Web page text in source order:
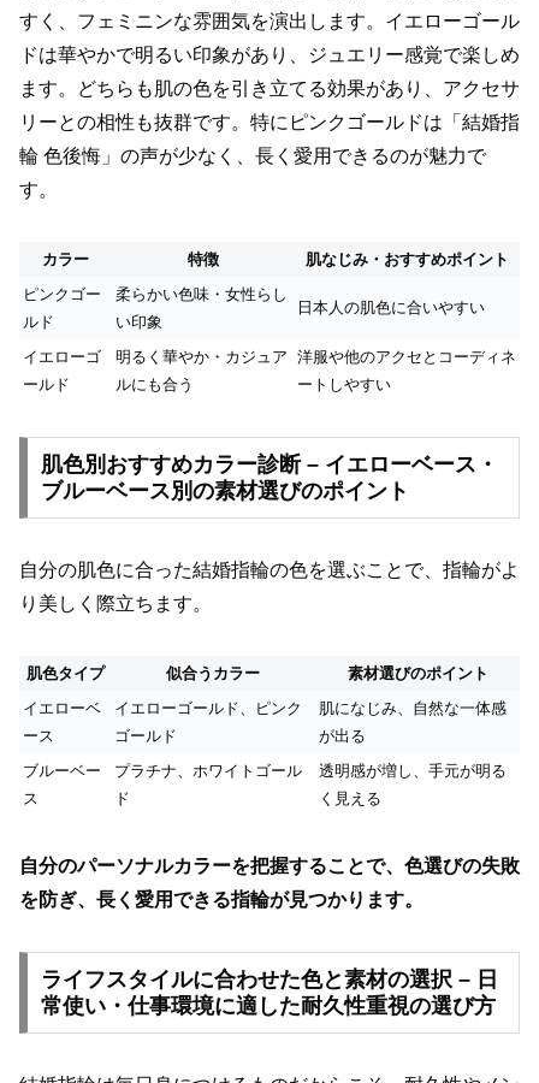
すく、フェミニンな雰囲気を演出します。イエローゴール
ドは華やかで明るい印象があり、ジュエリー感覚で楽しめ
ます。どちらも肌の色を引き立てる効果があり、アクセサ
リーとの相性も抜群です。特にピンクゴールドは「結婚指
輪 色後悔」の声が少なく、長く愛用できるのが魅力で
す。
カラー 特徴
肌なじみ・おすすめポイント
ピンクゴー
ルド
柔らかい色味・女性らし
い印象
日本人の肌色に合いやすい
イエローゴ
ールド
明るく華やか・カジュア
ルにも合う
洋服や他のアクセとコーディネ
ートしやすい
肌色別おすすめカラー診断 – イエローベース・
ブルーベース別の素材選びのポイント
自分の肌色に合った結婚指輪の色を選ぶことで、指輪がよ
り美しく際立ちます。
肌色タイプ 似合うカラー
素材選びのポイント
イエローベ
ース
イエローゴールド、ピンク
ゴールド
肌になじみ、自然な一体感
が出る
ブルーベー
ス
プラチナ、ホワイトゴール
ド
透明感が増し、手元が明る
く見える
自分のパーソナルカラーを把握することで、色選びの失敗
を防ぎ、長く愛用できる指輪が見つかります。
ライフスタイルに合わせた色と素材の選択 – 日
常使い・仕事環境に適した耐久性重視の選び方